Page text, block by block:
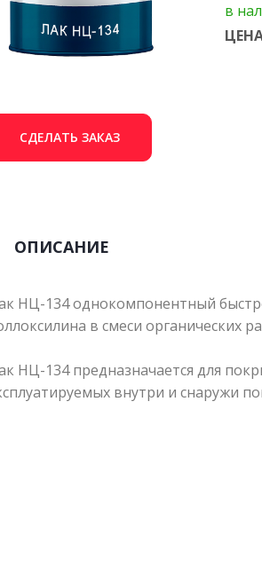
в
СДЕЛАТЬ ЗАКАЗ
ОПИСАНИЕ
НЦ-134 однокомпонентный
в смеси органических
НЦ-134 предназначается для
внутри и снаружи